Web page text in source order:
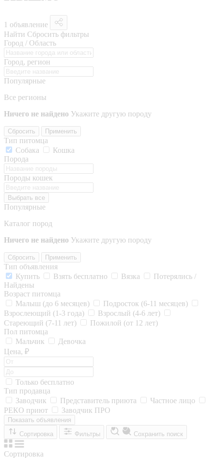
1 объявление
Найти Сбросить фильтры
Город / Область
Город, регион
Популярные
Все регионы
Ничего не найдено Укажите другую породу
Сбросить Применить
Тип питомца
Собака
Кошка
Порода
Породы кошек
Выбрать все
Популярные
Каталог пород
Ничего не найдено Укажите другую породу
Сбросить Применить
Тип объявления
Купить
Взять бесплатно Вязка
Потерялись /
Найдены
Возраст питомца
Малыш (до 6 месяцев)
Подросток (6-11 месяцев)
Взрослеющий (1-3 года)
Взрослый (4-6 лет)
Стареющий (7-11 лет)
Пожилой (от 12 лет)
Пол питомца
Мальчик
Девочка
Цена, ₽
Только бесплатно
Тип продавца
Заводчик
Представитель приюта
Частное лицо
РЕКО приют
Заводчик ПРО
Показать объявления
Сортировка
Фильтры Сохранить поиск
Сортировка